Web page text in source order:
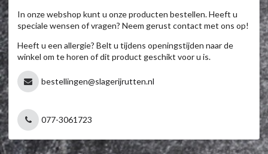
In onze webshop kunt u onze producten bestellen. Heeft u
speciale wensen of vragen? Neem gerust contact met ons op!
Heeft u een allergie? Belt u tijdens openingstijden naar de
winkel om te horen of dit product geschikt voor u is.
bestellingen@slagerijrutten.nl
077-3061723